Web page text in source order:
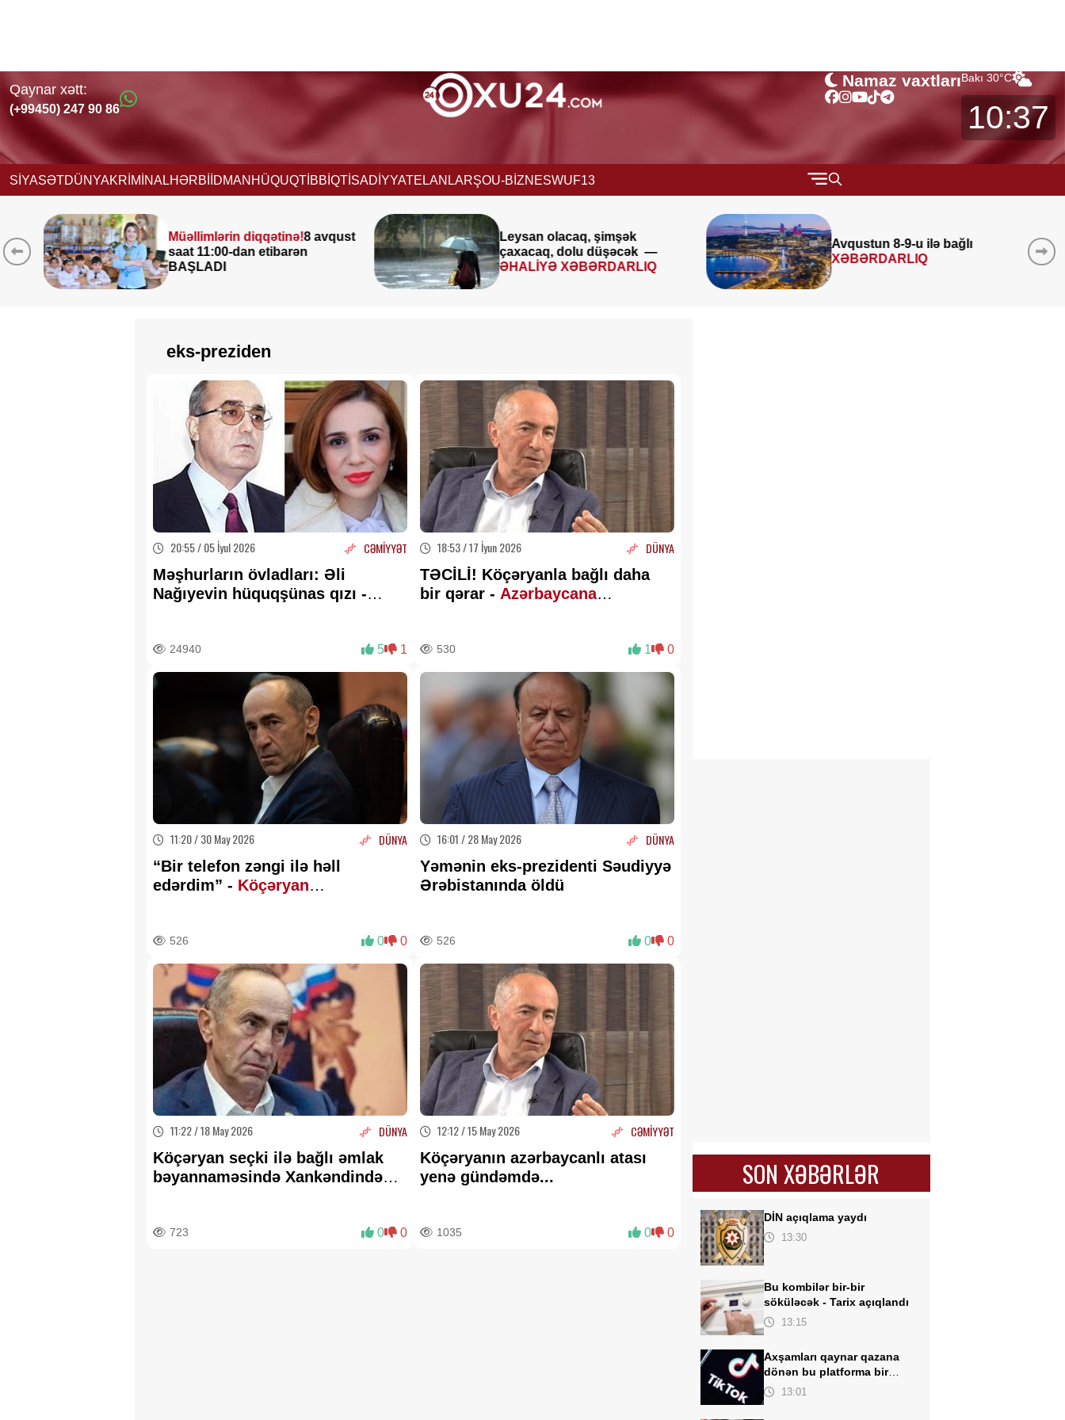
Qaynar xətt:
(+99450) 247 90 86
Namaz vaxtlarıBakı 30°C
10:37
SİYASƏTDÜNYAKRİMİNAL HƏRBİİDMANHÜQUQTİBBİQTİSADİYYATELANLARŞOU-BİZNESWUF13
MÜSAHİBƏ
MARAQLI
diqqətinə!8 avqust
11:00-dan etibarən
Leysan olacaq, şimşək
çaxacaq, dolu düşəcək —
ƏHALİYƏ XƏBƏRDARLIQ
Avqustun 8-9-u ilə bağlı
XƏBƏRDARLIQ
Azad
layihəicra
eks-preziden
20:55 / 05 İyul 2026 CƏMİYYƏT
Məşhurların övladları: Əli
Nağıyevin hüquqşünas qızı -
24940 5 1
18:53 / 17 İyun 2026 DÜNYA
TƏCİLİ! Köçəryanla bağlı daha
bir qərar - Azərbaycana
530 1 0
11:20 / 30 May 2026 DÜNYA
“Bir telefon zəngi ilə həll
edərdim” - Köçəryan
526 0 0
16:01 / 28 May 2026 DÜNYA
Yəmənin eks-prezidenti Səudiyyə
Ərəbistanında öldü
526 0 0
11:22 / 18 May 2026 DÜNYA
Köçəryan seçki ilə bağlı əmlak
bəyannaməsində Xankəndindəki
723 0 0
12:12 / 15 May 2026 CƏMİYYƏT
Köçəryanın azərbaycanlı atası
yenə gündəmdə...
1035 0 0
SON XƏBƏRLƏR
DİN açıqlama yaydı
13:30
Bu kombilər bir-bir
söküləcək - Tarix açıqlandı
13:15
Axşamları qaynar qazana
dönən bu platforma bir
zümrə qadınlarla dolu olur...
13:01